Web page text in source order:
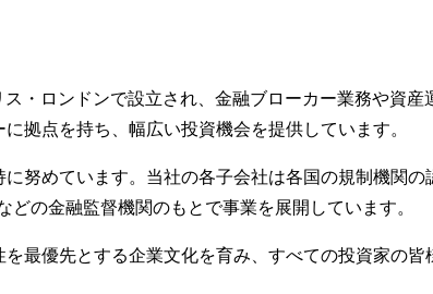
・ロンドンで設立され、金融ブローカー業務や資
拠点を持ち、幅広い投資機会を提供しています。
努めています。当社の各子会社は各国の規制機関
の金融監督機関のもとで事業を展開しています。
最優先とする企業文化を育み、すべての投資家の